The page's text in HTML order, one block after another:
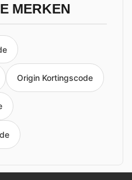
MERKEN
Origin Kortingscode